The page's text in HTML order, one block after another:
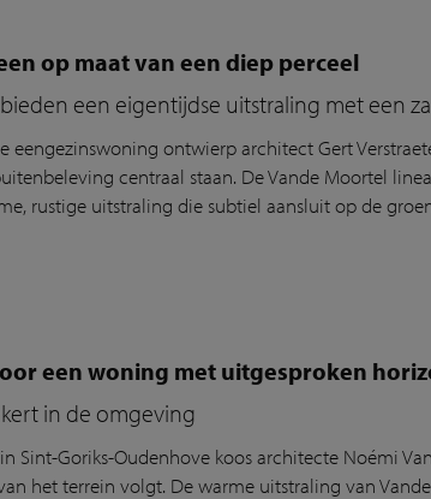
op maat van een diep perceel
een eigentijdse uitstraling met een
eengezinswoning ontwierp architect Gert
centraal staan. De Vande Moortel
rustige uitstraling die subtiel aansluit op de
een woning met uitgesproken
in de omgeving
Sint-Goriks-Oudenhove koos architecte Noémi
het terrein volgt. De warme uitstraling van